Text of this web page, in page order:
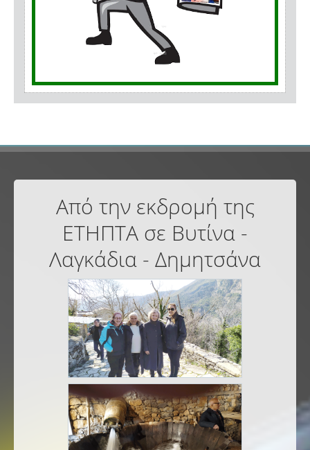
Από την εκδρομή της
ΕΤΗΠΤΑ σε Βυτίνα -
Λαγκάδια - Δημητσάνα